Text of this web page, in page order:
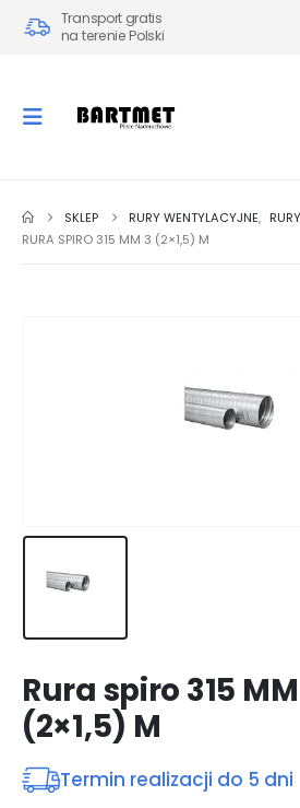
Transport gratis
na terenie Polski
SKLEP RURY WENTYLACYJNE, RURY
RURA SPIRO 315 MM 3 (2×1,5) M
Rura spiro 315
(2×1,5) M
Termin realizacji do 5 dni